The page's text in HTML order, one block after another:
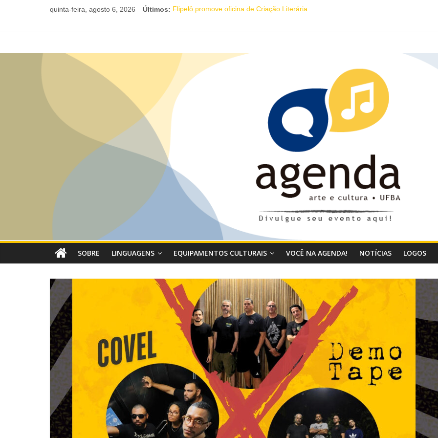
quinta-feira, agosto 6, 2026 Últimos: Flipelô promove oficina de Criação Literária
Maracutaia reúne artistas, influenciadores e empreendedores LGBTQIAPN+ para
SOBRE LINGUAGENS EQUIPAMENTOS CULTURAIS VOCÊ NA AGENDA! NOTÍCIAS LOGOS